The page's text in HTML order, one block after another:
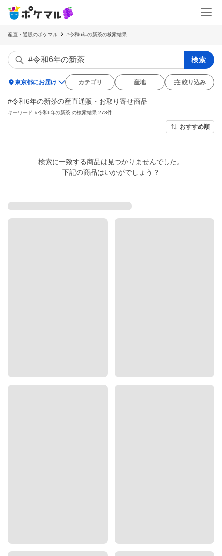
産直・通販のポケマル #令和6年の新茶の検索結果
検索
location_on東京都にお届け カテゴリ 産地 絞り込み
#令和6年の新茶の産直通販・お取り寄せ商品
キーワード #令和6年の新茶 の検索結果:273件
おすすめ順
検索に一致する商品は見つかりませんでした。
下記の商品はいかがでしょう？